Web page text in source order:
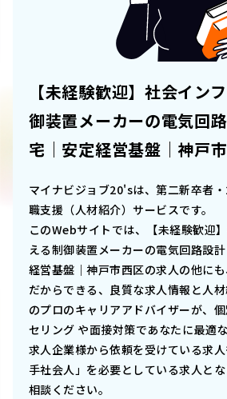
【未経験歓迎】社会イン
御装置メーカーの電気回
宅｜安定経営基盤｜神戸
マイナビジョブ20'sは、第二新卒者
職支援（人材紹介）サービスです。
このWebサイトでは、
【未経験歓迎
える制御装置メーカーの電気回路設
経営基盤｜神戸市西区の求人の他に
だからできる、良質な求人情報と人
のプロのキャリアアドバイザーが、
セリング や面接対策であなたに最適
求人企業様から依頼を受けている求
手社会人」を必要としている求人と
相談ください。